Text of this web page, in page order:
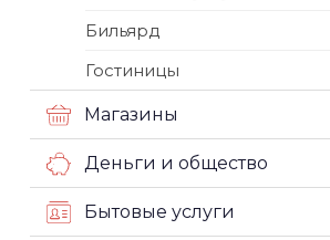
Бильярд
Гостиницы
Магазины
Деньги и общество
Бытовые услуги